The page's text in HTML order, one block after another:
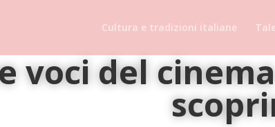
Cultura e tradizioni italiane
voci del